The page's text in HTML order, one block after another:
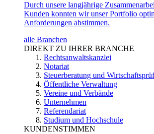
Durch unsere langjährige
Kunden konnten wir unser Portfolio
Anforderungen abstimmen.
alle Branchen
DIREKT ZU IHRER BRANCHE
Rechtsanwaltskanzlei
Notariat
Steuerberatung und
Öffentliche Verwaltung
Vereine und Verbände
Unternehmen
Referendariat
Studium und Hochschule
KUNDENSTIMMEN